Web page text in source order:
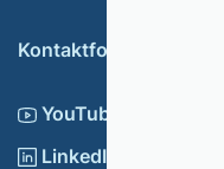
Kontaktformular
YouTube
LinkedIn